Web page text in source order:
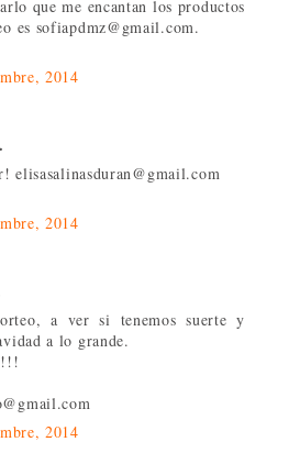
que me encantan los productos
es sofiapdmz@gmail.com.
2014
elisasalinasduran@gmail.com
2014
a ver si tenemos suerte y
a lo grande.
2014